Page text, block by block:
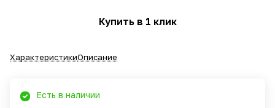
Купить в 1 клик
ХарактеристикиОписание
Есть в наличии